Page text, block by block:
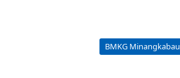
BMKG Minangkabau